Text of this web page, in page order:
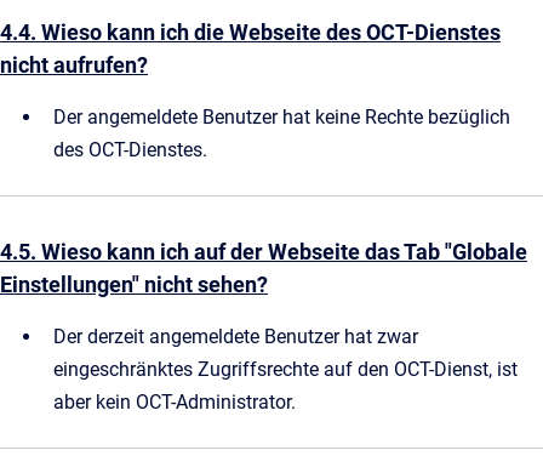
4.4. Wieso kann ich die Webseite des OCT-Dienstes
nicht aufrufen?
Der angemeldete Benutzer hat keine Rechte bezüglich
des OCT-Dienstes.
4.5. Wieso kann ich auf der Webseite das Tab "Globale
Einstellungen" nicht sehen?
Der derzeit angemeldete Benutzer hat zwar
eingeschränktes Zugriffsrechte auf den OCT-Dienst, ist
aber kein OCT-Administrator.